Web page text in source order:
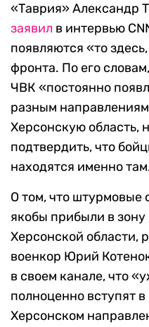
«Таврия» Александр
заявил в интервью
появляются «то
фронта. По его
ЧВК «постоянно
разным
Херсонскую область,
подтвердить, что
находятся именно
О том, что штурмовые
якобы прибыли в
Херсонской области,
военкор Юрий
в своем канале, что
полноценно вступят
Херсонском